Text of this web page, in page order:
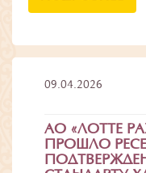
09.04.2026
АО «ЛОТТЕ
ПРОШЛО